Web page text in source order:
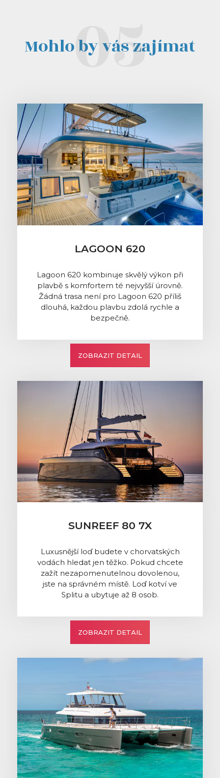
Mohlo by vás zajímat
LAGOON 620
Lagoon 620 kombinuje skvělý výkon při
plavbě s komfortem té nejvyšší úrovně.
Žádná trasa není pro Lagoon 620 příliš
dlouhá, každou plavbu zdolá rychle a
bezpečně.
ZOBRAZIT DETAIL
SUNREEF 80 7X
Luxusnější loď budete v chorvatských
vodách hledat jen těžko. Pokud chcete
zažít nezapomenutelnou dovolenou,
jste na správném místě. Loď kotví ve
Splitu a ubytuje až 8 osob.
ZOBRAZIT DETAIL